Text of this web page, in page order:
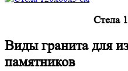
Cтела
Виды гранита для
памятников